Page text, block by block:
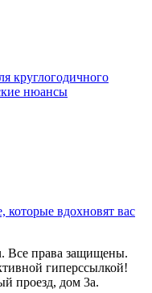
круглогодичного
нюансы
которые вдохновят вас
Все права защищены.
гиперссылкой!
проезд, дом 3а.